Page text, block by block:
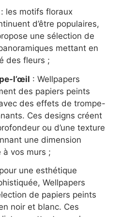
: les motifs floraux
d’être populaires,
une sélection de
mettant en
des fleurs ;
l’œil : Wellpapers
des papiers peints
des effets de trompe-
Ces designs créent
ou d’une texture
une dimension
à vos murs ;
une esthétique
Wellpapers
de papiers peints
noir et blanc. Ces